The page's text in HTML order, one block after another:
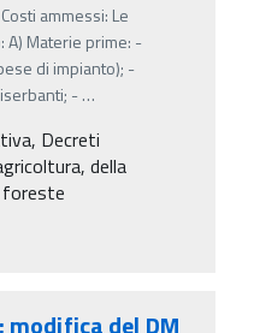
ammessi: Le
A) Materie prime: -
di impianto); -
-…
Decreti
della
foreste
modifica del DM